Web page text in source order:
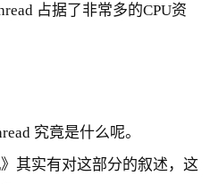
占据了非常多的CPU资
究竟是什么呢。
》其实有对这部分的叙述，这